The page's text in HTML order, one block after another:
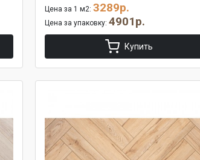
Цена за 1 м2: 3289р.
Цена за упаковку: 4901р.
Купить